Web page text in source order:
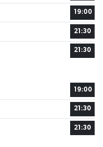
19:00
21:30
21:30
19:00
21:30
21:30